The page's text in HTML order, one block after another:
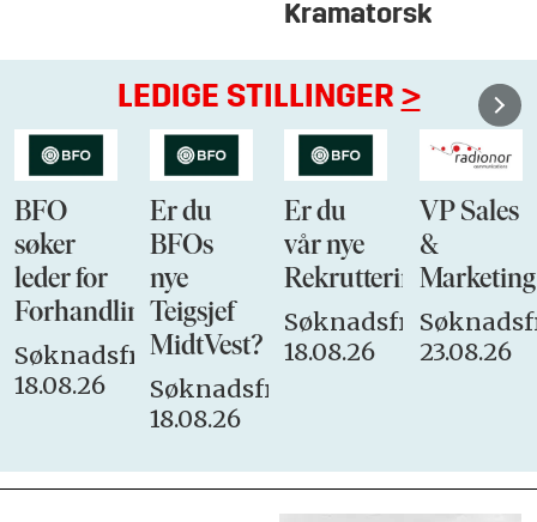
Kramatorsk
LEDIGE STILLINGER >
BFO
søker
leder for
Forhandlingsutvalget
Søknadsfrist:
18.08.26
Er du
BFOs
nye
Teigsjef
MidtVest?
Søknadsfrist:
18.08.26
Er du
vår nye
Søknadsfrist:
18.08.26
VP Sales
&
Marketing
23.08.26